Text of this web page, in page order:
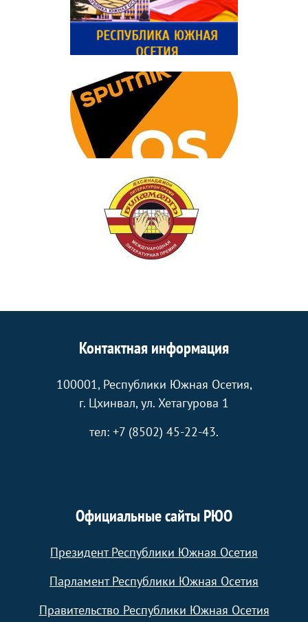
Контактная информация
100001, Республики Южная Осетия,
г. Цхинвал, ул. Хетагурова 1
тел: +7 (8502) 45-22-43.
Официальные сайты РЮО
Президент Республики Южная Осетия
Парламент Республики Южная Осетия
Правительство Республики Южная Осетия